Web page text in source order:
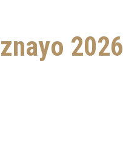
2026